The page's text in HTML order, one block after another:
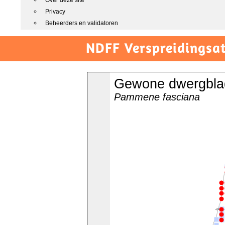
Privacy
Beheerders en validatoren
NDFF